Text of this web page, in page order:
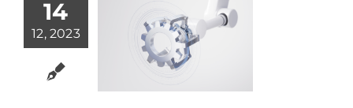
14
12, 2023